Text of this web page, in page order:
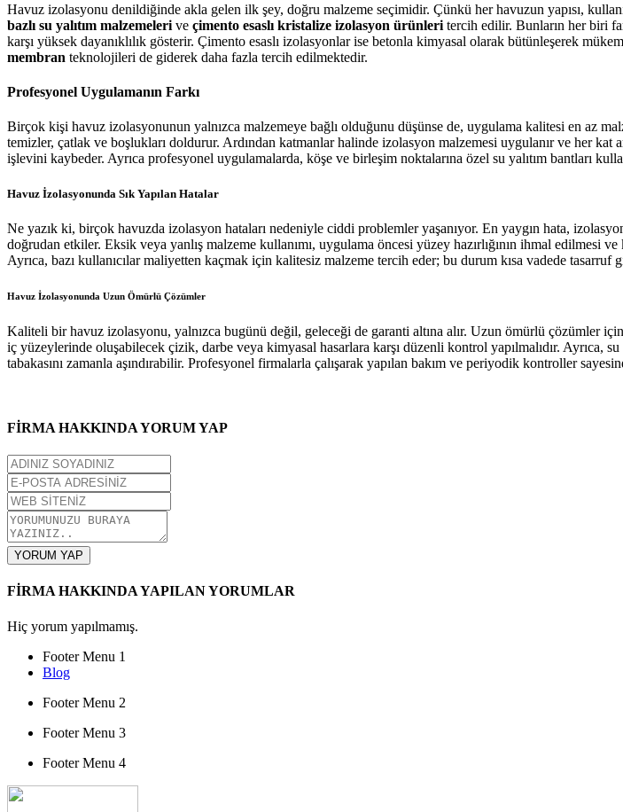
Havuz izolasyonu denildiğinde akla gelen ilk şey, doğru malzeme seçimidir. Çünkü her havuzun yapısı,
bazlı su yalıtım malzemeleri ve çimento esaslı kristalize izolasyon ürünleri tercih edilir. Bunların her biri
karşı yüksek dayanıklılık gösterir. Çimento esaslı izolasyonlar ise betonla kimyasal olarak bütünleşerek
membran teknolojileri de giderek daha fazla tercih edilmektedir.
Profesyonel Uygulamanın Farkı
Birçok kişi havuz izolasyonunun yalnızca malzemeye bağlı olduğunu düşünse de, uygulama kalitesi en az
temizler, çatlak ve boşlukları doldurur. Ardından katmanlar halinde izolasyon malzemesi uygulanır ve her
işlevini kaybeder. Ayrıca profesyonel uygulamalarda, köşe ve birleşim noktalarına özel su yalıtım bantları
Havuz İzolasyonunda Sık Yapılan Hatalar
Ne yazık ki, birçok havuzda izolasyon hataları nedeniyle ciddi problemler yaşanıyor. En yaygın hata,
doğrudan etkiler. Eksik veya yanlış malzeme kullanımı, uygulama öncesi yüzey hazırlığının ihmal edilmesi
Ayrıca, bazı kullanıcılar maliyetten kaçmak için kalitesiz malzeme tercih eder; bu durum kısa vadede
Havuz İzolasyonunda Uzun Ömürlü Çözümler
Kaliteli bir havuz izolasyonu, yalnızca bugünü değil, geleceği de garanti altına alır. Uzun ömürlü çözümler
iç yüzeylerinde oluşabilecek çizik, darbe veya kimyasal hasarlara karşı düzenli kontrol yapılmalıdır. Ayrıca,
tabakasını zamanla aşındırabilir. Profesyonel firmalarla çalışarak yapılan bakım ve periyodik kontroller
FİRMA HAKKINDA YORUM YAP
YORUM YAP
FİRMA HAKKINDA YAPILAN YORUMLAR
Hiç yorum yapılmamış.
Footer Menu 1
Blog
Footer Menu 2
Footer Menu 3
Footer Menu 4